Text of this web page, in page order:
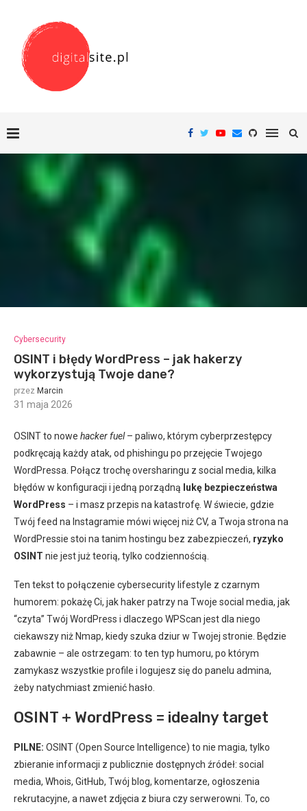
Cybersecurity
OSINT i błędy WordPress – jak hakerzy
wykorzystują Twoje dane?
przez Marcin
31 maja 2026
OSINT to nowe hacker fuel– paliwo, którym cyberprzestępcy
podkręcają każdy atak, od phishingu po przejęcie Twojego
WordPressa. Połącz trochę oversharingu z social media, kilka
błędów w konfiguracji i jedną porządną lukę bezpieczeństwa
WordPress – i masz przepis na katastrofę. W świecie, gdzie
Twój feed na Instagramie mówi więcej niż CV, a Twoja strona na
WordPressie stoi na tanim hostingu bez zabezpieczeń, ryzyko
OSINT nie jest już teorią, tylko codziennością.
Ten tekst to połączenie cybersecurity lifestyle z czarnym
humorem: pokażę Ci, jak haker patrzy na Twoje social media, jak
“czyta” Twój WordPress i dlaczego WPScan jest dla niego
ciekawszy niż Nmap, kiedy szuka dziur w Twojej stronie. Będzie
zabawnie – ale ostrzegam: to ten typ humoru, po którym
zamykasz wszystkie profile i logujesz się do panelu admina,
żeby natychmiast zmienić hasło.
OSINT + WordPress = idealny target
PILNE: OSINT (Open Source Intelligence) to nie magia, tylko
zbieranie informacji z publicznie dostępnych źródeł: social
media, Whois, GitHub, Twój blog, komentarze, ogłoszenia
rekrutacyjne, a nawet zdjęcia z biura czy serwerowni. To, co